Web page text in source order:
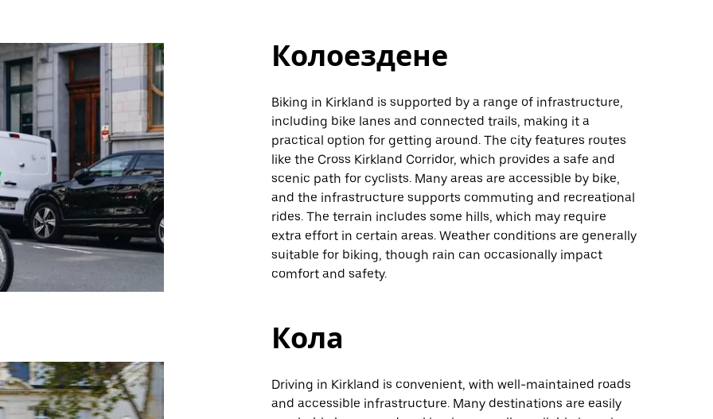
Колоездене
Biking in Kirkland is supported by a range of infrastructure,
including bike lanes and connected trails, making it a
practical option for getting around. The city features routes
like the Cross Kirkland Corridor, which provides a safe and
scenic path for cyclists. Many areas are accessible by bike,
and the infrastructure supports commuting and recreational
rides. The terrain includes some hills, which may require
extra effort in certain areas. Weather conditions are generally
suitable for biking, though rain can occasionally impact
comfort and safety.
Кола
Driving in Kirkland is convenient, with well-maintained roads
and accessible infrastructure. Many destinations are easily